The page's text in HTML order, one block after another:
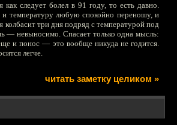
следует болел в 91 году, то есть давно.
температуру любую спокойно переношу, и
три дня подряд с температурой под
— невыносимо. Спасает только одна мысль:
и понос — это вообще никуда не годится.
легче.
читать заметку целиком »